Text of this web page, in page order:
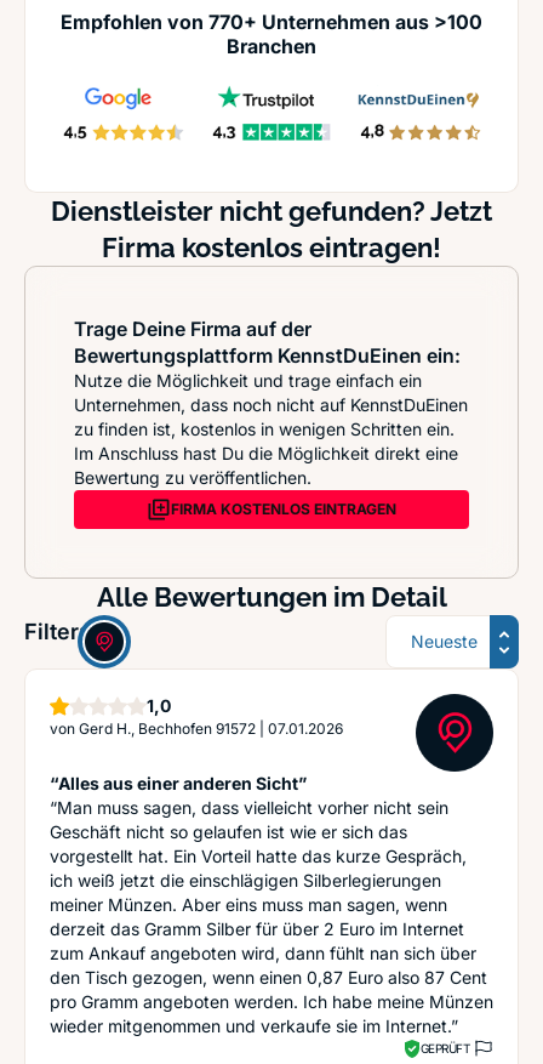
Empfohlen von 770+ Unternehmen aus >100
Branchen
Dienstleister nicht gefunden? Jetzt
Firma kostenlos eintragen!
Trage Deine Firma auf der
Bewertungsplattform KennstDuEinen ein:
Nutze die Möglichkeit und trage einfach ein
Unternehmen, dass noch nicht auf KennstDuEinen
zu finden ist, kostenlos in wenigen Schritten ein.
Im Anschluss hast Du die Möglichkeit direkt eine
Bewertung zu veröffentlichen.
FIRMA KOSTENLOS EINTRAGEN
Alle Bewertungen im Detail
Filter: Sortierung
1,0Stern
von Gerd H., Bechhofen 91572 07.01.2026
“Alles aus einer anderen Sicht”
“Man muss sagen, dass vielleicht vorher nicht sein
Geschäft nicht so gelaufen ist wie er sich das
vorgestellt hat. Ein Vorteil hatte das kurze Gespräch,
ich weiß jetzt die einschlägigen Silberlegierungen
meiner Münzen. Aber eins muss man sagen, wenn
derzeit das Gramm Silber für über 2 Euro im Internet
zum Ankauf angeboten wird, dann fühlt nan sich über
den Tisch gezogen, wenn einen 0,87 Euro also 87 Cent
pro Gramm angeboten werden. Ich habe meine Münzen
wieder mitgenommen und verkaufe sie im Internet.”
GEPRÜFT